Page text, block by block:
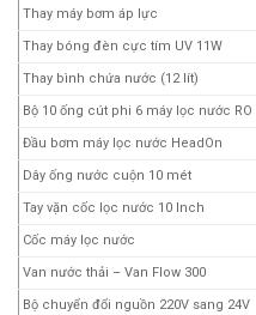
Thay máy bơm áp lực
Thay bóng đèn cực tím UV 11W
Thay bình chứa nước (12 lít)
Bộ 10 ống cút phi 6 máy lọc nước RO
Đầu bơm máy lọc nước HeadOn
Dây ống nước cuộn 10 mét
Tay vặn cốc lọc nước 10 Inch
Cốc máy lọc nước
Van nước thải – Van Flow 300
Bộ chuyển đổi nguồn 220V sang 24V